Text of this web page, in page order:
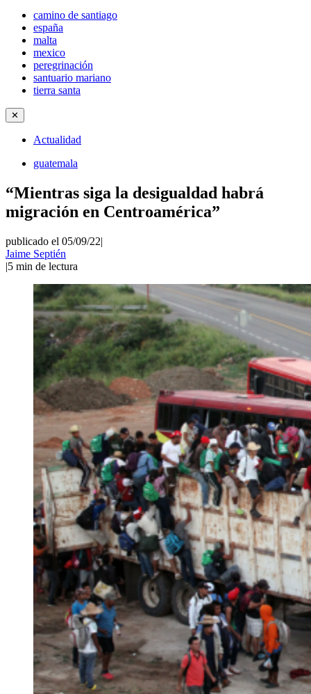
camino de santiago
españa
malta
mexico
peregrinación
santuario mariano
tierra santa
✕
Actualidad
guatemala
“Mientras siga la desigualdad habrá
migración en Centroamérica”
publicado el 05/09/22|
Jaime Septién
|5 min de lectura